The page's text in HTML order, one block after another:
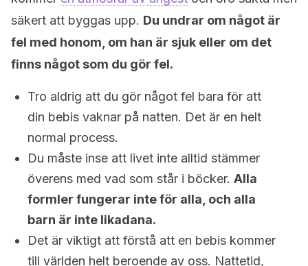
säkert att byggas upp. Du undrar om något är
fel med honom, om han är sjuk eller om det
finns något som du gör fel.
Tro aldrig att du gör något fel bara för att
din bebis vaknar på natten. Det är en helt
normal process.
Du måste inse att livet inte alltid stämmer
överens med vad som står i böcker. Alla
formler fungerar inte för alla, och alla
barn är inte likadana.
Det är viktigt att förstå att en bebis kommer
till världen helt beroende av oss. Nattetid,